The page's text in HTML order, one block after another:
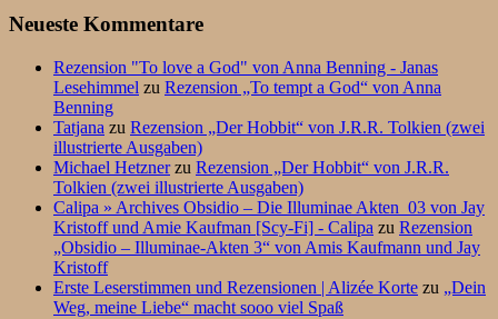
Neueste Kommentare
Rezension "To love a God" von Anna Benning - Janas
Lesehimmel zu Rezension „To tempt a God“ von Anna
Benning
Tatjana zu Rezension „Der Hobbit“ von J.R.R. Tolkien (zwei
illustrierte Ausgaben)
Michael Hetznerzu Rezension „Der Hobbit“ von J.R.R.
Tolkien (zwei illustrierte Ausgaben)
Calipa » Archives Obsidio – Die Illuminae Akten_03 von Jay
Kristoff und Amie Kaufman [Scy-Fi] - Calipa zu Rezension
„Obsidio – Illuminae-Akten 3“ von Amis Kaufmann und Jay
Kristoff
Erste Leserstimmen und Rezensionen | Alizée Korte zu „Dein
Weg, meine Liebe“ macht sooo viel Spaß